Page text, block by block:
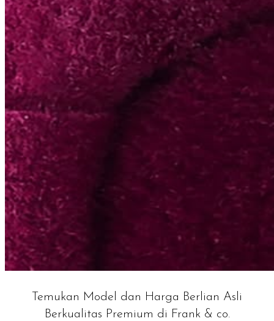
Temukan Model dan Harga Berlian Asli
Berkualitas Premium di Frank & co.